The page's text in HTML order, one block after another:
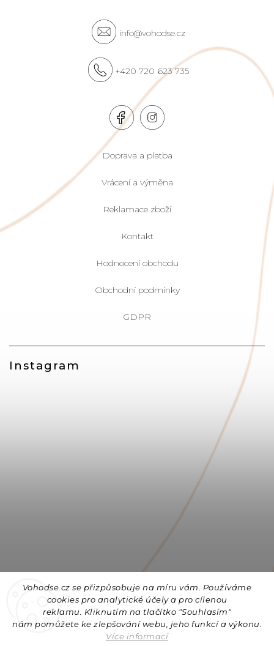
Vohodse.cz se přizpůsobuje na míru vám. Používáme
cookies pro analytické účely a pro cílenou
reklamu. Kliknutím na tlačítko "Souhlasím"
nám pomůžete ke zlepšování webu, jeho funkcí a výkonu.
Více informací
Instagram
Sledovat na Instagramu
info@vohodse.cz
+420 720 623 735
Doprava a platba
Vrácení a výměna
Reklamace zboží
Kontakt
Hodnocení obchodu
Obchodní podmínky
GDPR